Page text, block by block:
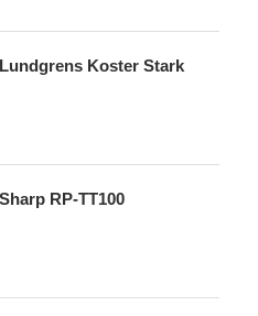
Koster Stark
RP-TT100